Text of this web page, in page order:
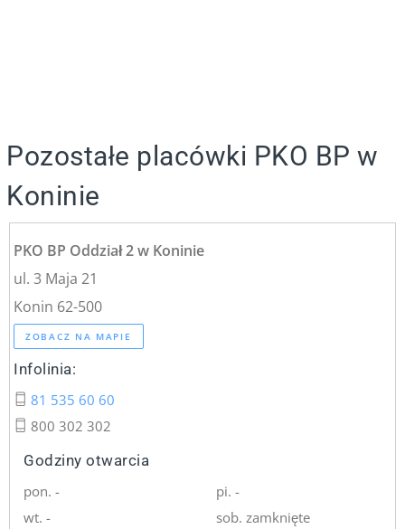
Pozostałe placówki PKO BP w
Koninie
PKO BP Oddział 2 w Koninie
ul. 3 Maja 21
Konin 62-500
ZOBACZ NA MAPIE
Infolinia:
81 535 60 60
800 302 302
Godziny otwarcia
pon. -
wt. -
pi. -
sob. zamknięte